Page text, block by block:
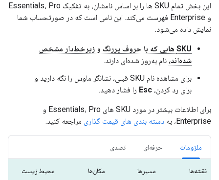
این بخش تمام SKU ها را بر اساس نامشان، به تفکیک Essentials، Pro
و Enterprise فهرست می‌کند. این نامی است که در صورتحساب شما
نمایش داده می‌شود.
SKU هایی که با حروف پررنگ و زیرخط‌دار مشخص
شده‌اند، نام به‌روز شده‌ای دارند.
برای مشاهده نام SKU قبلی، نشانگر ماوس را نگه دارید و
برای رد کردن، Esc را فشار دهید.
برای اطلاعات بیشتر در مورد SKU های Essentials، Pro و
Enterprise، به
دسته بندی های قیمت گذاری مراجعه کنید.
ملزومات حرفه‌ای تصدی
نقشه‌ها مسیرها مکان‌ها محیط زیست